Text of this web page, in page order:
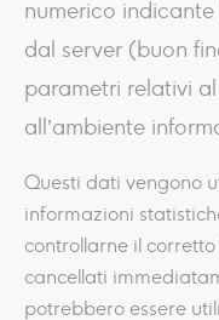
numerico
dal server (buon
parametri relativi
all’ambiente
Questi dati vengono
informazioni
controllarne il
cancellati
potrebbero essere